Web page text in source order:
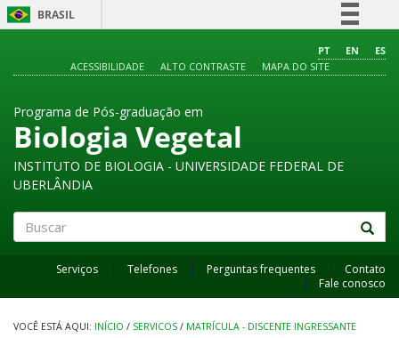
BRASIL
Comunica BR
Acesso à informação
PT EN
ES
ACESSIBILIDADE
ALTO CONTRASTE MAPA DO SITE
Programa de Pós-graduação em
Biologia Vegetal
INSTITUTO DE BIOLOGIA - UNIVERSIDADE FEDERAL DE
UBERLÂNDIA
Serviços Telefones Perguntas frequentes
Contato
Fale conosco
INÍCIO / SERVICOS / MATRÍCULA - DISCENTE INGRESSANTE